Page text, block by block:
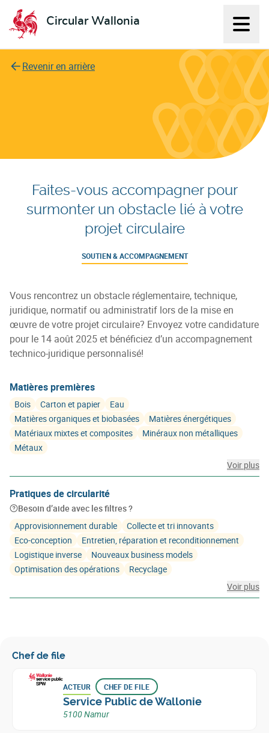
Circular Wallonia
L'économie circulaire
Revenir en arrière
Faites-vous accompagner pour
surmonter un obstacle lié à votre
projet circulaire
SOUTIEN & ACCOMPAGNEMENT
Vous rencontrez un obstacle réglementaire, technique,
juridique, normatif ou administratif lors de la mise en
œuvre de votre projet circulaire? Envoyez votre candidature
pour le 14 août 2025 et bénéficiez d’un accompagnement
technico-juridique personnalisé!
Matières premières
Bois Carton et papier
Eau
Matières organiques et biobasées
Matières énergétiques
Matériaux mixtes et composites
Minéraux non métalliques
Métaux
Voir plus
Pratiques de circularité
Besoin d’aide avec les filtres ?
Approvisionnement durable
Collecte et tri innovants
Eco-conception
Entretien, réparation et reconditionnement
Logistique inverse
Nouveaux business models
Optimisation des opérations
Recyclage
Voir plus
Chef de file
ACTEUR CHEF DE FILE
Service Public de Wallonie
5100 Namur